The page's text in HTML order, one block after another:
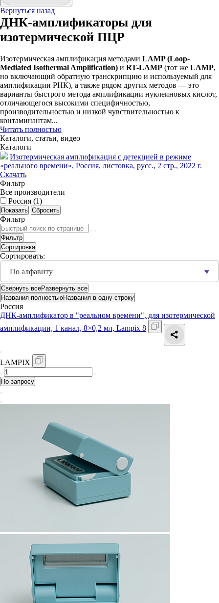
Вернуться назад
ДНК-амплификаторы для
изотермической ПЦР
Изотермическая амплификация методами LAMP (Loop-
Mediated Isothermal Amplification) и RT-LAMP (тот же LAMP,
но включающий обратную транскрипцию и используемый для
амплификации РНК), а также рядом других методов — это
варианты быстрого метода амплификации нуклеиновых кислот,
отличающегося высокими специфичностью,
производительностью и низкой чувствительностью к
контаминантам...
Читать полностью
Каталоги, статьи, видео
Каталоги
Изотермическая амплификация с детекцией в режиме
«реального времени», Россия, листовка, русс., 2 стр., 2022 г.
Скачать
Фильтр
Все производители
Россия (1)
Фильтр
Фильтр
Сортировка
Сортировать:
По алфавиту
Свернуть всеРазвернуть все
Названия полностьюНазвания в одну строку
Россия
ДНК-амплификатор в "реальном времени", для изотермической
амплификации, 1 канал, 8×0,2 мл, Lampix 8
LAMPIX
По запросу